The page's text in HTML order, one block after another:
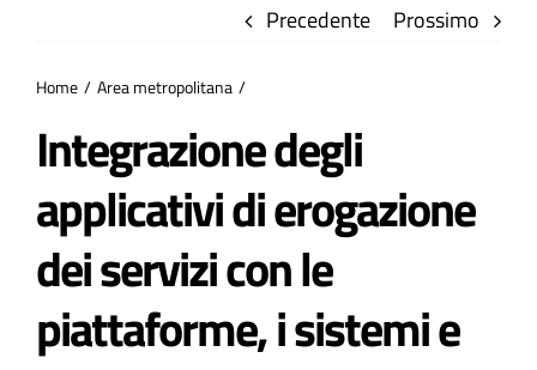
Partecipa
Comuni
Atti e Docunenti
Precedente Prossimo
Home Area metropolitana
Integrazione degli
applicativi di erogazione
dei servizi con le
piattaforme, i sistemi e